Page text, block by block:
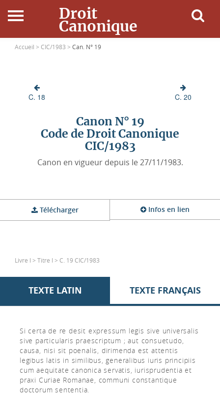
Droit
Canonique
Accueil
Ressources
Accueil > CIC/1983 > Can. N° 19
C. 18 C. 20
Canon N° 19
Code de Droit Canonique
CIC/1983
Canon en vigueur depuis le 27/11/1983.
Télécharger Infos en lien
Livre I > Titre I > C. 19 CIC/1983
TEXTE LATIN TEXTE FRANÇAIS
Si certa de re desit expressum legis sive universalis
sive particularis praescriptum ; aut consuetudo,
causa, nisi sit poenalis, dirimenda est attentis
legibus latis in similibus, generalibus iuris principiis
cum aequitate canonica servatis, iurisprudentia et
praxi Curiae Romanae, communi constantique
doctorum sententia.